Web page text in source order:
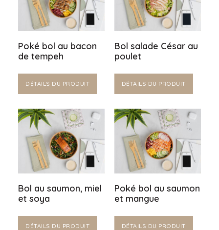
Poké bol au bacon
de tempeh
DÉTAILS DU PRODUIT
Bol salade César au
poulet
DÉTAILS DU PRODUIT
Bol au saumon, miel
et soya
DÉTAILS DU PRODUIT
Poké bol au saumon
et mangue
DÉTAILS DU PRODUIT